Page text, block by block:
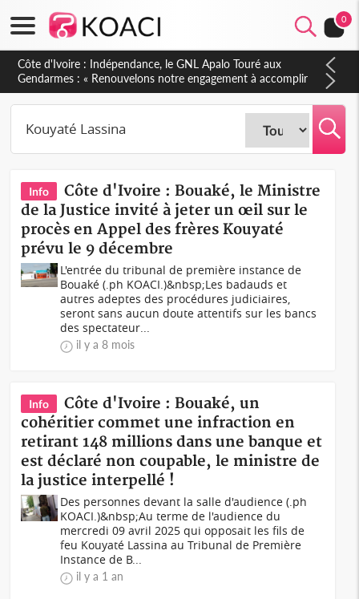
0
Côte d'Ivoire : Indépendance, le GNL Apalo Touré aux
Gendarmes : « Renouvelons notre engagement à accomplir
notre mission avec honneur, discipline, loyauté et
dévouement »
Info
Côte d'Ivoire : Bouaké, le Ministre
de la Justice invité à jeter un œil sur le
procès en Appel des frères Kouyaté
prévu le 9 décembre
L'entrée du tribunal de première instance de
Bouaké (.ph KOACI.)&nbsp;Les badauds et
autres adeptes des procédures judiciaires,
seront sans aucun doute attentifs sur les bancs
des spectateur...
il y a 8 mois
Info
Côte d'Ivoire : Bouaké, un
cohéritier commet une infraction en
retirant 148 millions dans une banque et
est déclaré non coupable, le ministre de
la justice interpellé !
Des personnes devant la salle d'audience (.ph
KOACI.)&nbsp;Au terme de l'audience du
mercredi 09 avril 2025 qui opposait les fils de
feu Kouyaté Lassina au Tribunal de Première
Instance de B...
il y a 1 an